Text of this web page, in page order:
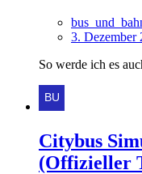
3. Dezember
So werde ich es
Citybus
(Offizieller